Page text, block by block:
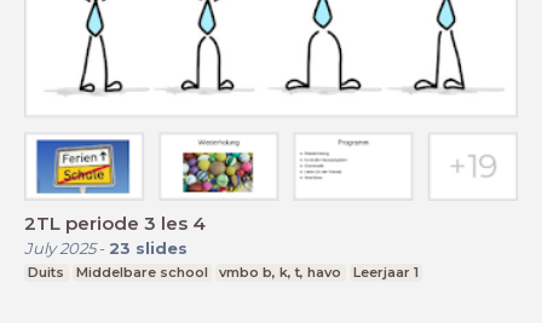
2TL periode 3 les 4
July 2025- 23 slides
Duits Middelbare school vmbo b, k, t, havo Leerjaar 1